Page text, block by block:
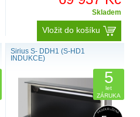
Skladem
Vložit do košíku
Sirius S- DDH1 (S-HD1
INDUKCE)
5
let
ZÁRUKA